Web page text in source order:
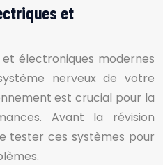
et
électroniques modernes
nerveux de votre
est crucial pour la
Avant la révision
tester ces systèmes pour